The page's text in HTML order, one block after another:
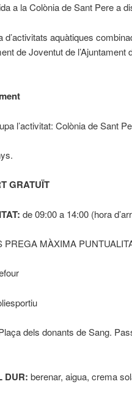
a la Colònia de Sant Pere a
d’activitats aquàtiques
de Joventut de
l’activitat: Colònia de Sant
GRATUÏT
de 09:00 a 14:00 (hora
PREGA MÀXIMA
dels donants de Sang.
DUR: berenar, aigua, crema